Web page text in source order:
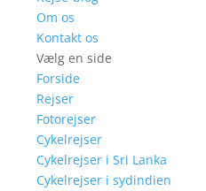
Om os
Kontakt os
Vælg en side
Forside
Rejser
Fotorejser
Cykelrejser
Cykelrejser i Sri Lanka
Cykelrejser i sydindien